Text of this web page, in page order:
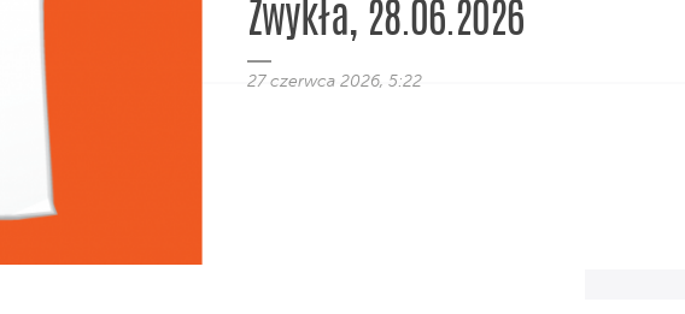
Zwykła, 28.06.2026
27 czerwca 2026, 5:22